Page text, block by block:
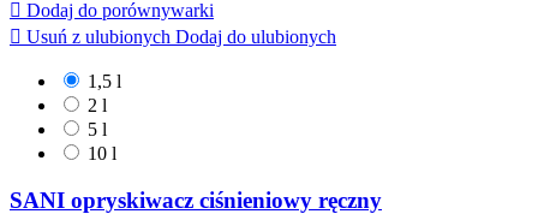
 Dodaj do porównywarki
 Usuń z ulubionych Dodaj do ulubionych
1,5 l
2 l
5 l
10 l
SANI opryskiwacz ciśnieniowy ręczny